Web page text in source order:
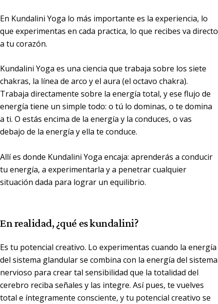
En Kundalini Yoga lo más importante es la experiencia, lo
que experimentas en cada practica, lo que recibes va directo
a tu corazón.
Kundalini Yoga es una ciencia que trabaja sobre los siete
chakras, la línea de arco y el aura (el octavo chakra).
Trabaja directamente sobre la energía total, y ese flujo de
energía tiene un simple todo: o tú lo dominas, o te domina
a ti. O estás encima de la energía y la conduces, o vas
debajo de la energía y ella te conduce.
Allí es donde Kundalini Yoga encaja: aprenderás a conducir
tu energía, a experimentarla y a penetrar cualquier
situación dada para lograr un equilibrio.
En realidad, ¿qué es kundalini?
Es tu potencial creativo. Lo experimentas cuando la energía
del sistema glandular se combina con la energía del sistema
nervioso para crear tal sensibilidad que la totalidad del
cerebro reciba señales y las integre. Así pues, te vuelves
total e íntegramente consciente, y tu potencial creativo se